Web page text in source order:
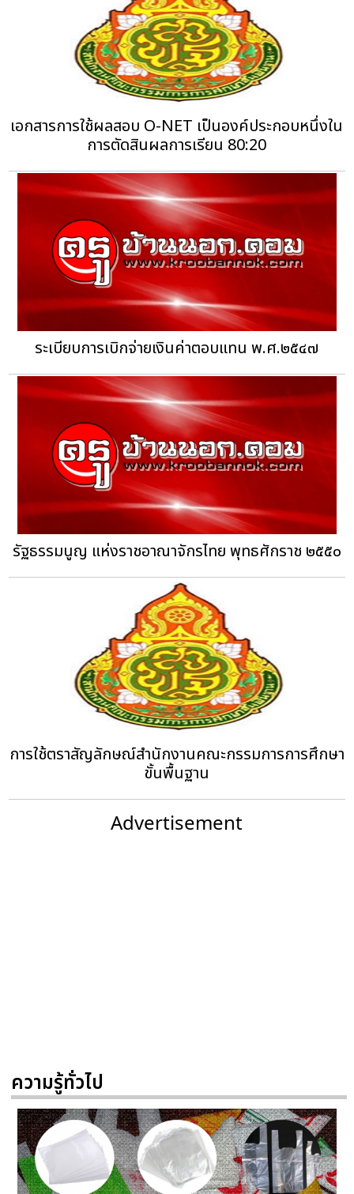
เอกสารการใช้ผลสอบ O-NET เป็นองค์ประกอบหนึ่งใน
การตัดสินผลการเรียน 80:20
ระเบียบการเบิกจ่ายเงินค่าตอบแทน พ.ศ.๒๕๔๗
รัฐธรรมนูญ แห่งราชอาณาจักรไทย พุทธศักราช ๒๕๕๐
การใช้ตราสัญลักษณ์สำนักงานคณะกรรมการการศึกษา
ขั้นพื้นฐาน
Advertisement
ความรู้ทั่วไป